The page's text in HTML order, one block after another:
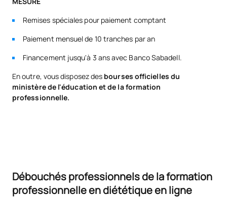
Remises spéciales pour paiement comptant
Paiement mensuel de 10 tranches par an
Financement jusqu'à 3 ans avec Banco Sabadell.
En outre, vous disposez des bourses officielles du
ministère de l'éducation et de la formation
professionnelle.
Débouchés professionnels de la formation
professionnelle en diététique en ligne